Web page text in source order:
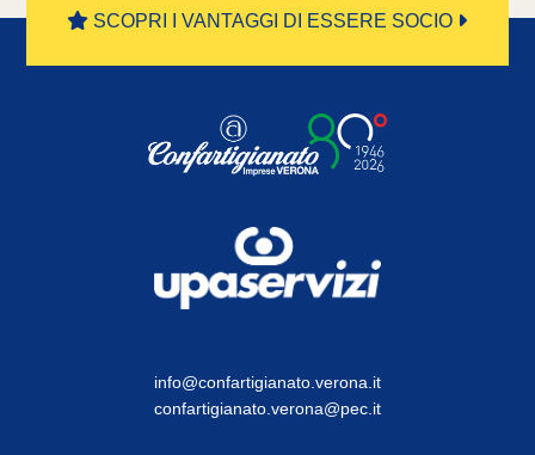
SCOPRI I VANTAGGI DI ESSERE SOCIO
info@confartigianato.verona.it
confartigianato.verona@pec.it